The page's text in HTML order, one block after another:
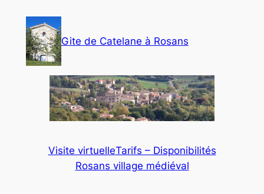
contenu
Gite de Catelane à Rosans
Visite virtuelleTarifs – Disponibilités
Rosans village médiéval